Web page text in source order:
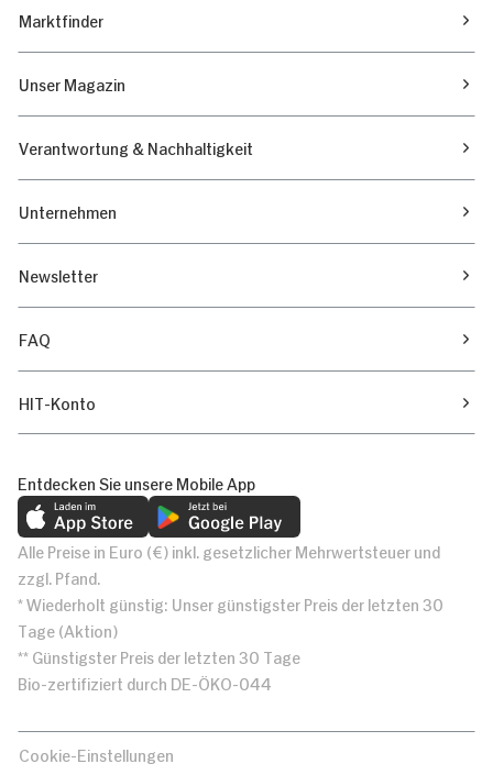
Marktfinder
Unser Magazin
Verantwortung & Nachhaltigkeit
Unternehmen
Newsletter
FAQ
HIT-Konto
Entdecken Sie unsere Mobile App
Alle Preise in Euro (€) inkl. gesetzlicher Mehrwertsteuer und
zzgl. Pfand.
* Wiederholt günstig: Unser günstigster Preis der letzten 30
Tage (Aktion)
** Günstigster Preis der letzten 30 Tage
Bio-zertifiziert durch DE-ÖKO-044
Cookie-Einstellungen